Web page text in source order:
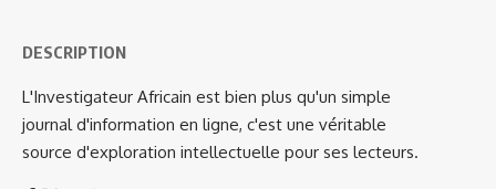
DESCRIPTION
L'Investigateur Africain est bien plus qu'un simple
journal d'information en ligne, c'est une véritable
source d'exploration intellectuelle pour ses lecteurs.